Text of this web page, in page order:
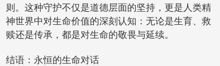
则。这种守护不仅是道德层面的坚持，更是人类精
神世界中对生命价值的深刻认知：无论是生育、救
赎还是传承，都是对生命的敬畏与延续。
结语：永恒的生命对话